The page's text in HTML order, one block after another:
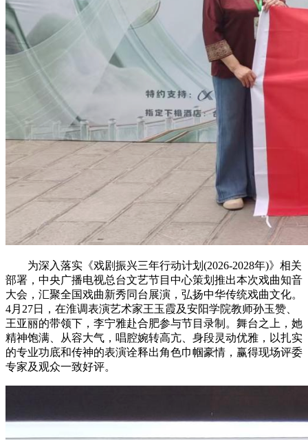
为深入落实《戏剧振兴三年行动计划(2026-2028年)》相关
部署，中央广播电视总台文艺节目中心策划推出本次戏曲知音
大会，汇聚全国戏曲新秀同台展演，弘扬中华传统戏曲文化。
4月27日，在淮调表演艺术家王玉霞及安阳学院教师孙玉赞、
王亚丽的带领下，李宁雅赴合肥参与节目录制。舞台之上，她
精神饱满、从容大气，唱腔婉转高亢、身段灵动优雅，以扎实
的专业功底和传神的表演诠释出角色巾帼豪情，赢得现场评委
专家及观众一致好评。